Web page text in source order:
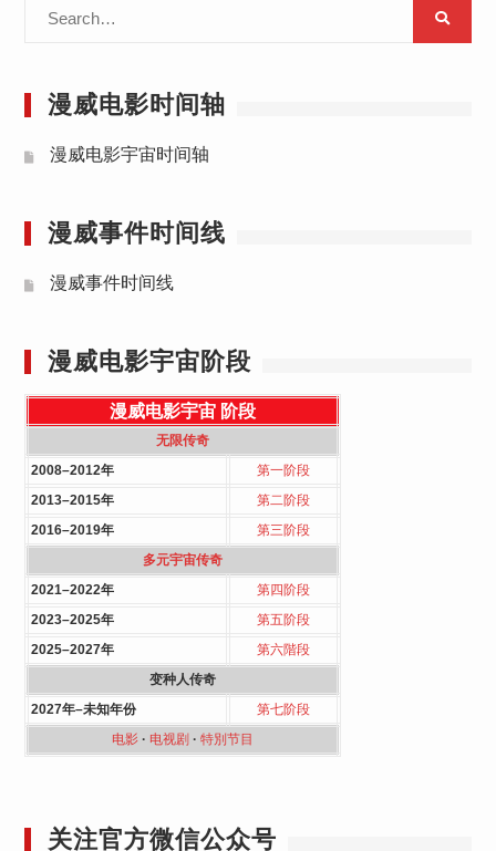
漫威电影时间轴
漫威电影宇宙时间轴
漫威事件时间线
漫威事件时间线
漫威电影宇宙阶段
漫威电影宇宙 阶段
无限传奇
2008–2012年
第一阶段
2013–2015年
第二阶段
2016–2019年
第三阶段
多元宇宙传奇
2021–2022年
第四阶段
2023–2025年
第五阶段
2025–2027年
第六階段
变种人传奇
2027年–未知年份
第七阶段
电影· 电视剧 · 特別节目
关注官方微信公众号